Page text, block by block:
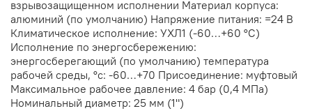
взрывозащищенном исполнении Материал корпуса:
алюминий (по умолчанию) Напряжение питания: =24 В
Климатическое исполнение: УХЛ1 (-60…+60 °С)
Исполнение по энергосбережению:
энергосберегающий (по умолчанию) температура
рабочей среды, °с: -60…+70 Присоединение: муфтовый
Максимальное рабочее давление: 4 бар (0,4 МПа)
Номинальный диаметр: 25 мм (1")